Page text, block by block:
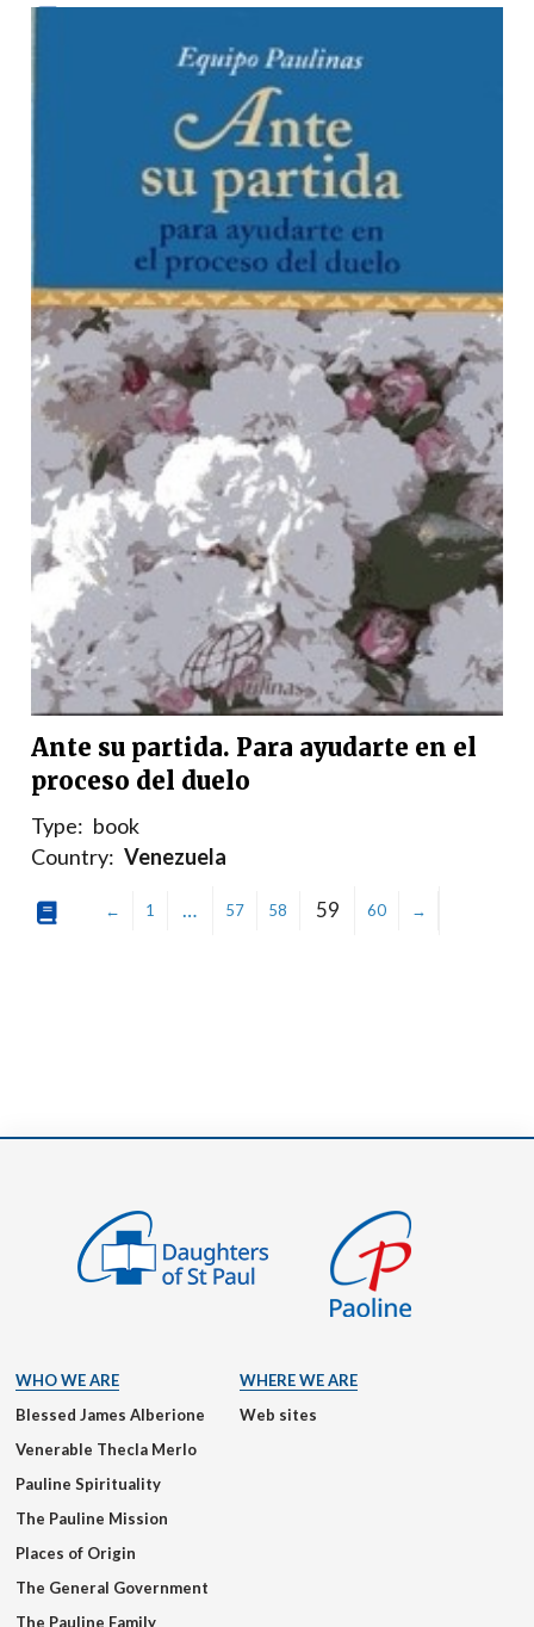
Ante su partida. Para ayudarte en el
proceso del duelo
Type: book
Country: Venezuela
← 1 … 57 58 59 60 →
WHO WE ARE
Blessed James Alberione
Venerable Thecla Merlo
Pauline Spirituality
The Pauline Mission
Places of Origin
The General Government
The Pauline Family
WHERE WE ARE
Web sites